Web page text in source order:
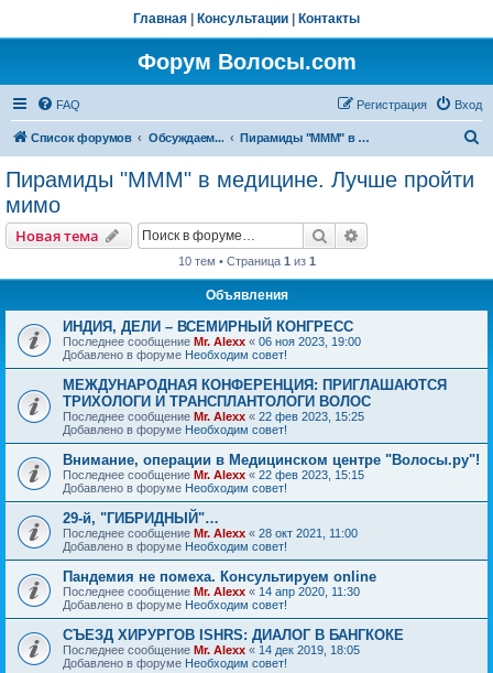
Главная Консультации Контакты
Форум Волосы.com
FAQ Вход
Регистрация
Список форумов Обсуждаем... Пирамиды "МММ" в медицине. Лучше пройти мимо
Пирамиды "МММ" в медицине. Лучше пройти
мимо
Новая тема Поиск
10 тем • Страница 1 из 1
Объявления
ИНДИЯ, ДЕЛИ – ВСЕМИРНЫЙ КОНГРЕСС
Последнее сообщение Mr. Alexx « 06 ноя 2023, 19:00
Добавлено в форуме Необходим совет!
МЕЖДУНАРОДНАЯ КОНФЕРЕНЦИЯ: ПРИГЛАШАЮТСЯ
ТРИХОЛОГИ И ТРАНСПЛАНТОЛОГИ ВОЛОС
Последнее сообщение Mr. Alexx « 22 фев 2023, 15:25
Добавлено в форуме Необходим совет!
Внимание, операции в Медицинском центре "Волосы.ру"!
Последнее сообщение Mr. Alexx « 22 фев 2023, 15:15
Добавлено в форуме Необходим совет!
29-й, "ГИБРИДНЫЙ"…
Последнее сообщение Mr. Alexx « 28 окт 2021, 11:00
Добавлено в форуме Необходим совет!
Пандемия не помеха. Консультируем online
Последнее сообщение Mr. Alexx « 14 апр 2020, 11:30
Добавлено в форуме Необходим совет!
СЪЕЗД ХИРУРГОВ ISHRS: ДИАЛОГ В БАНГКОКЕ
Последнее сообщение Mr. Alexx « 14 дек 2019, 18:05
Добавлено в форуме Необходим совет!